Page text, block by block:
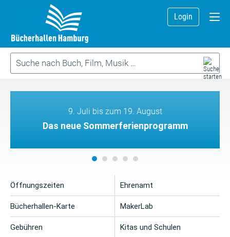
Login
9. Juli bis zum 19. August
Das neue Sommerferienprogramm
Öffnungszeiten
Bücherhallen-Karte
Gebühren
Ehrenamt
MakerLab
Kitas und Schulen